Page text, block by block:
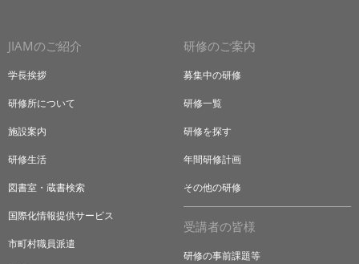
JIAMのご紹介
学長挨拶
研修所について
施設案内
研修生活
図書室・蔵書検索
国際化情報提供サービス
市町村職員派遣
研修のご案内
募集中の研修
研修一覧
研修を探す
年間研修計画
その他の研修
受講者の皆様
研修の事前課題等